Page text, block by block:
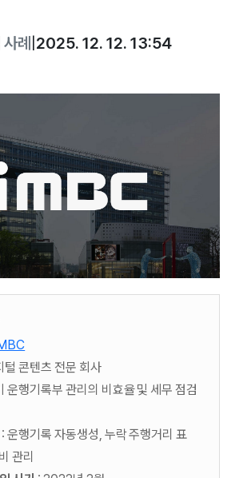
례 2025. 12. 12. 13:54
털 콘텐츠 전문 회사
운행기록부 관리의 비효율 및 세무 점검
: 운행기록 자동생성, 누락 주행거리 표
관리